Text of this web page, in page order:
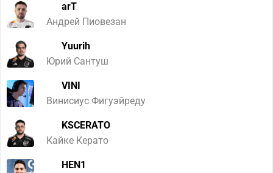
arT
Андрей Пиовезан
Yuurih
Юрий Сантуш
VINI
Винисиус Фигуэйреду
KSCERATO
Кайке Керато
HEN1